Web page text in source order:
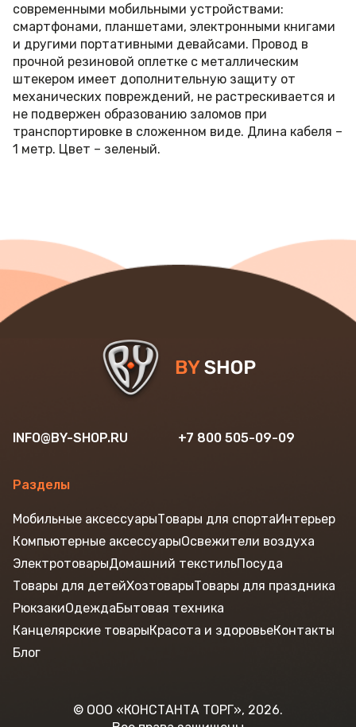
современными мобильными устройствами:
смартфонами, планшетами, электронными книгами
и другими портативными девайсами. Провод в
прочной резиновой оплетке с металлическим
штекером имеет дополнительную защиту от
механических повреждений, не растрескивается и
не подвержен образованию заломов при
транспортировке в сложенном виде. Длина кабеля –
1 метр. Цвет – зеленый.
INFO@BY-SHOP.RU +7 800 505-09-09
Разделы
© ООО «КОНСТАНТА ТОРГ», 2026.
Мобильные аксессуарыТовары для спортаИнтерьер
Компьютерные аксессуарыОсвежители воздуха
ЭлектротоварыДомашний текстильПосуда
Товары для детейХозтоварыТовары для праздника
РюкзакиОдеждаБытовая техника
Канцелярские товарыКрасота и здоровьеКонтакты
Блог